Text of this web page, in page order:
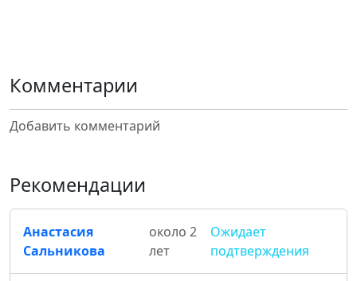
Комментарии
Добавить комментарий
Рекомендации
Анастасия
Сальникова
около 2
лет
Ожидает
подтверждения